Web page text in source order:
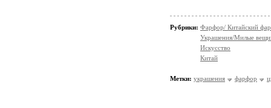
Рубрики: Фарфор/ Китайский
Украшения/Милые
Искусство
Китай
Метки: украшения фарфор